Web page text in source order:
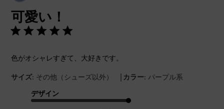
可愛い！
色がオシャレすぎて、大好きです。
サイズ: その他（シューズ以外） | カラー: パープル系
デザイン